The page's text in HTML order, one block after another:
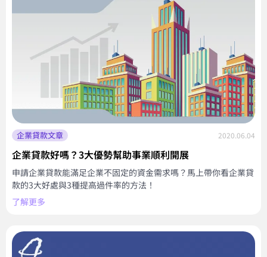
企業貸款文章 2020.06.04
企業貸款好嗎？3大優勢幫助事業順利開展
申請企業貸款能滿足企業不固定的資金需求嗎？馬上帶你看企業貸
款的3大好處與3種提高過件率的方法！
了解更多